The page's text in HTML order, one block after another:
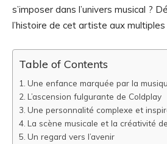
s’imposer dans l’univers musical ?
l’histoire de cet artiste aux
Table of Contents
Une enfance marquée par la
L’ascension fulgurante de Coldplay
Une personnalité complexe et
La scène musicale et la créativité
Un regard vers l’avenir